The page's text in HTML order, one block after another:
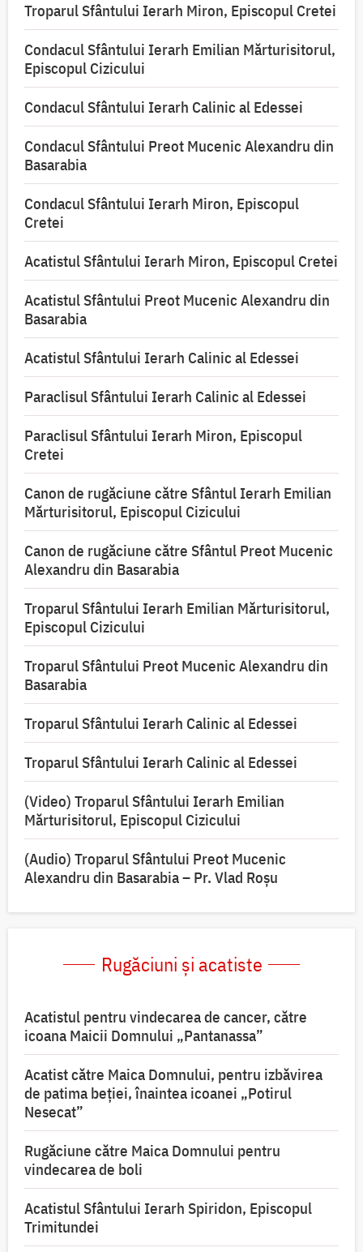
Troparul Sfântului Ierarh Miron, Episcopul Cretei
Condacul Sfântului Ierarh Emilian Mărturisitorul,
Episcopul Cizicului
Condacul Sfântului Ierarh Calinic al Edessei
Condacul Sfântului Preot Mucenic Alexandru din
Basarabia
Condacul Sfântului Ierarh Miron, Episcopul
Cretei
Acatistul Sfântului Ierarh Miron, Episcopul Cretei
Acatistul Sfântului Preot Mucenic Alexandru din
Basarabia
Acatistul Sfântului Ierarh Calinic al Edessei
Paraclisul Sfântului Ierarh Calinic al Edessei
Paraclisul Sfântului Ierarh Miron, Episcopul
Cretei
Canon de rugăciune către Sfântul Ierarh Emilian
Mărturisitorul, Episcopul Cizicului
Canon de rugăciune către Sfântul Preot Mucenic
Alexandru din Basarabia
Troparul Sfântului Ierarh Emilian Mărturisitorul,
Episcopul Cizicului
Troparul Sfântului Preot Mucenic Alexandru din
Basarabia
Troparul Sfântului Ierarh Calinic al Edessei
Troparul Sfântului Ierarh Calinic al Edessei
(Video) Troparul Sfântului Ierarh Emilian
Mărturisitorul, Episcopul Cizicului
(Audio) Troparul Sfântului Preot Mucenic
Alexandru din Basarabia – Pr. Vlad Roșu
Rugăciuni și acatiste
Acatistul pentru vindecarea de cancer, către
icoana Maicii Domnului „Pantanassa”
Acatist către Maica Domnului, pentru izbăvirea
de patima beției, înaintea icoanei „Potirul
Nesecat”
Rugăciune către Maica Domnului pentru
vindecarea de boli
Acatistul Sfântului Ierarh Spiridon, Episcopul
Trimitundei